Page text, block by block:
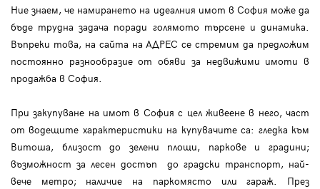
Ние знаем, че намирането на идеалния имот в София може да
бъде трудна задача поради голямото търсене и динамика.
Въпреки това, на сайта на АДРЕС се стремим да предложим
постоянно разнообразие от обяви за недвижими имоти в
продажба в София.
При закупуване на имот в София с цел живеене в него, част
от водещите характеристики на купувачите са: гледка към
Витоша, близост до зелени площи, паркове и градини;
възможност за лесен достъп до градски транспорт, най-
вече метро; наличие на паркомясто или гараж. През